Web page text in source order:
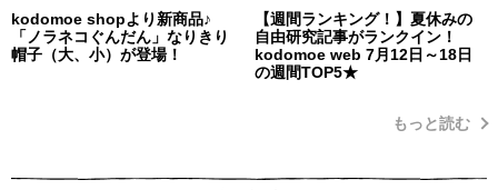
kodomoe shopより新商品♪
「ノラネコぐんだん」なりきり
帽子（大、小）が登場！
【週間ランキング！】夏休みの
自由研究記事がランクイン！
kodomoe web 7月12日～18日
の週間TOP5★
もっと読む